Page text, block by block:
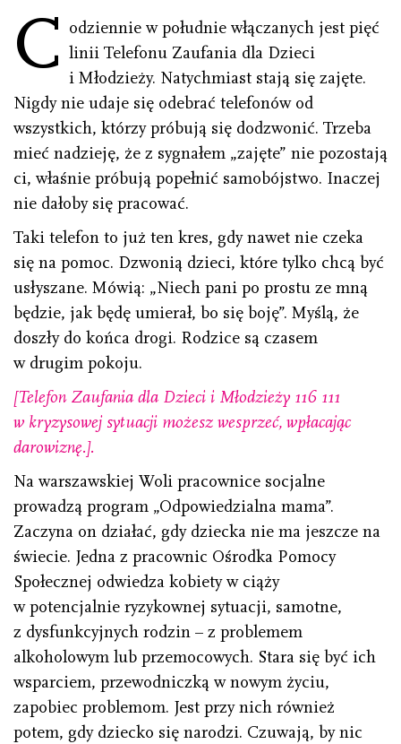
C odziennie w południe włączanych jest pięć
linii Telefonu Zaufania dla Dzieci
i Młodzieży. Natychmiast stają się zajęte.
Nigdy nie udaje się odebrać telefonów od
wszystkich, którzy próbują się dodzwonić. Trzeba
mieć nadzieję, że z sygnałem „zajęte” nie pozostają
ci, właśnie próbują popełnić samobójstwo. Inaczej
nie dałoby się pracować.
Taki telefon to już ten kres, gdy nawet nie czeka
się na pomoc. Dzwonią dzieci, które tylko chcą być
usłyszane. Mówią: „Niech pani po prostu ze mną
będzie, jak będę umierał, bo się boję”. Myślą, że
doszły do końca drogi. Rodzice są czasem
w drugim pokoju.
[Telefon Zaufania dla Dzieci i Młodzieży 116 111
w kryzysowej sytuacji możesz wesprzeć, wpłacając
darowiznę.].
Na warszawskiej Woli pracownice socjalne
prowadzą program „Odpowiedzialna mama”.
Zaczyna on działać, gdy dziecka nie ma jeszcze na
świecie. Jedna z pracownic Ośrodka Pomocy
Społecznej odwiedza kobiety w ciąży
w potencjalnie ryzykownej sytuacji, samotne,
z dysfunkcyjnych rodzin – z problemem
alkoholowym lub przemocowych. Stara się być ich
wsparciem, przewodniczką w nowym życiu,
zapobiec problemom. Jest przy nich również
potem, gdy dziecko się narodzi. Czuwają, by nic